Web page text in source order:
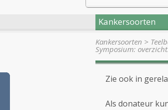
Kankersoorten
Kankersoorten >
Symposium:
Zie ook in
Als donateur